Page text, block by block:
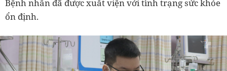
Bệnh nhân đã được xuất viện với tình trạng sức khỏe
ổn định.